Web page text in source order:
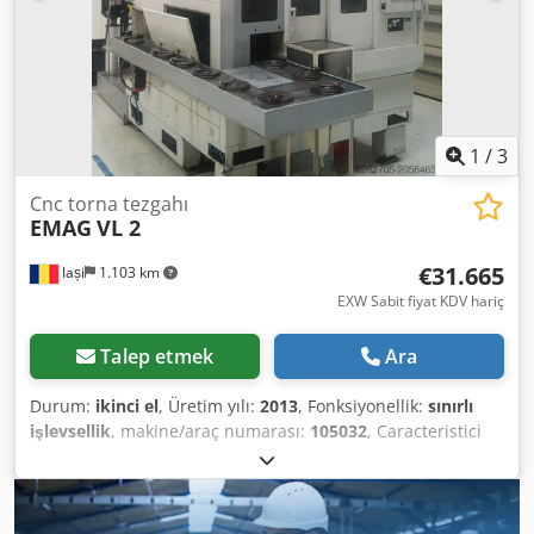
1 /3
Iași 1.103 km
Cnc torna tezgahı
EMAG VL 2
€31.665
EXW Sabit fiyat KDV hariç
Talep etmek Ara
Durum: ikinci el, Üretim yılı: 2013, Fonksiyonellik: sınırlı
işlevsellik, makine/araç numarası: 105032, Caracteristici
tehnice: Zonă de lucru # Diametrul maxim al plăcii de
prindere: 160 mm # Diametrul maxim de strunjire: 160
mm # Diametrul maxim de prelucrare: 100 mm #